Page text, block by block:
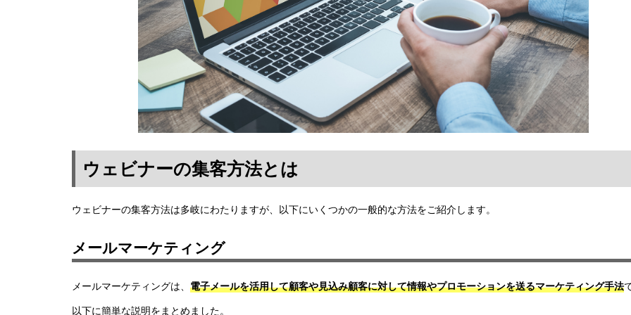
ウェビナーの集客方法とは
ウェビナーの集客方法は多岐にわたりますが、以下にいくつかの一般的な方法をご紹介します。
メールマーケティング
メールマーケティングは、 電子メールを活用して顧客や見込み顧客に対して情報やプロモーションを送るマーケティング手法
以下に簡単な説明をまとめました。